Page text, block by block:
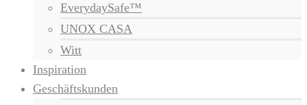
EverydaySafe™
UNOX CASA
Witt
Inspiration
Geschäftskunden